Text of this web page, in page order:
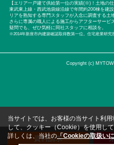
【エリア一戸建て供給第一位の実績(※)！土地の
東武東上線・西武池袋線沿線で年間約200棟を建
リアを熟知する専門スタッフが入念に調査する土
さらに専属の職人による施工からアフターサービ
疑問でも、ぜひ気軽に同社スタッフに相談を。
※2014年新座市内建築確認取得数第一位。住宅産業研究
Copyright (c)
資料請求
当サイトでは、お客様の当サイト利
して、クッキー（Cookie）を使用し
詳しくは、当社の「Cookieの取扱い